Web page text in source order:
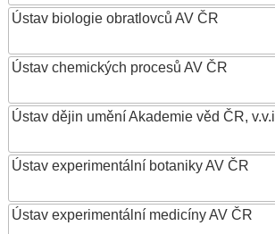
Ústav biologie obratlovců AV ČR
Ústav chemických procesů AV ČR
Ústav dějin umění Akademie věd ČR, v.v.i
Ústav experimentální botaniky AV ČR
Ústav experimentální medicíny AV ČR